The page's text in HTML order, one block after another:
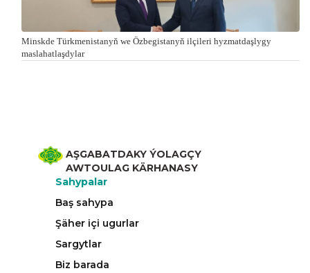
Minskde Türkmenistanyň we Özbegistanyň ilçileri hyzmatdaşlygy
maslahatlaşdylar
AŞGABATDAKY ÝOLAGÇY
AWTOULAG KÄRHANASY
Sahypalar
Baş sahypa
Şäher içi ugurlar
Sargytlar
Biz barada